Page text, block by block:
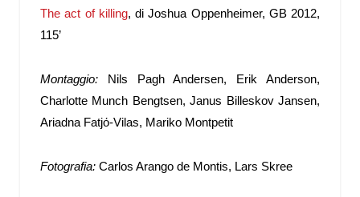
The act of killing, di Joshua Oppenheimer, GB 2012,
115’
Montaggio: Nils Pagh Andersen, Erik Anderson,
Charlotte Munch Bengtsen, Janus Billeskov Jansen,
Ariadna Fatjό-Vilas, Mariko Montpetit
Fotografia: Carlos Arango de Montis, Lars Skree